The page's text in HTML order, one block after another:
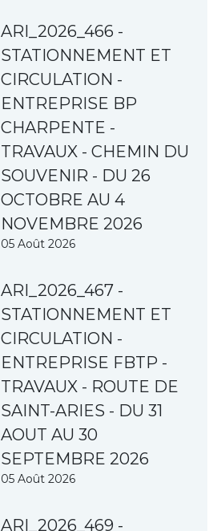
ARI_2026_466 -
STATIONNEMENT ET
CIRCULATION -
ENTREPRISE BP
CHARPENTE -
TRAVAUX - CHEMIN DU
SOUVENIR - DU 26
OCTOBRE AU 4
NOVEMBRE 2026
05 Août 2026
ARI_2026_467 -
STATIONNEMENT ET
CIRCULATION -
ENTREPRISE FBTP -
TRAVAUX - ROUTE DE
SAINT-ARIES - DU 31
AOUT AU 30
SEPTEMBRE 2026
05 Août 2026
ARI_2026_469 -